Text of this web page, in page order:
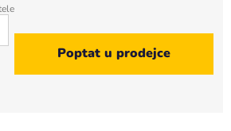
Poptat u prodejce